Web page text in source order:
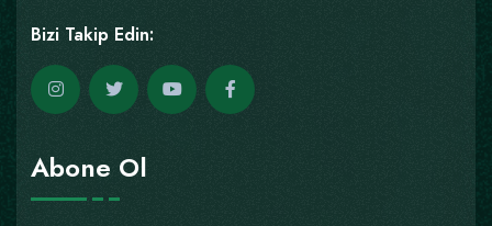
Bizi Takip Edin:
Abone Ol